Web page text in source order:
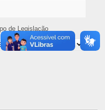
de Legislação